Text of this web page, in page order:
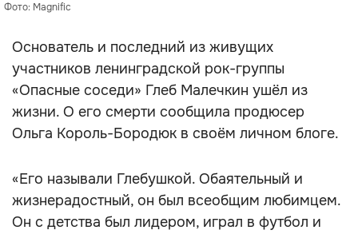
Фото: Magnific
Основатель и последний из живущих
участников ленинградской рок-группы
«Опасные соседи» Глеб Малечкин ушёл из
жизни. О его смерти сообщила продюсер
Ольга Король-Бородюк в своём личном блоге.
«Его называли Глебушкой. Обаятельный и
жизнерадостный, он был всеобщим любимцем.
Он с детства был лидером, играл в футбол и